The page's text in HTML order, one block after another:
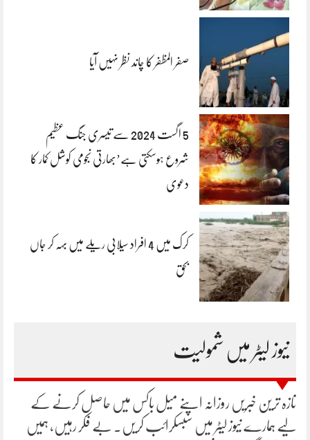
صفر المظفر کا چاند نظر نہیں آیا
5 اگست 2024 سے تیسری جنگ عظیم
شروع ہوسکتی ہے’بھارتی نجومی کوشل کمار کا
دعوی
کرک میں 4 افراد سیلابی ریلے میں بہہ کر جاں
بحق
نیوز لیٹر میں شمولیت
تازہ ترین خبریں روزانہ اپنے میل باکس میں حاصل کرنے کے
لیے ہمارے نیوز لیٹر میں سبسکرائب کریں۔ بے فکر رہیں، ہمیں